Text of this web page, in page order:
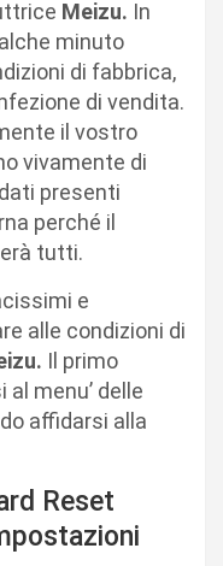
Meizu. In
minuto
di fabbrica,
di vendita.
il vostro
vivamente di
presenti
perché il
tutti.
e
alle condizioni di
Il primo
menu’ delle
affidarsi alla
Reset